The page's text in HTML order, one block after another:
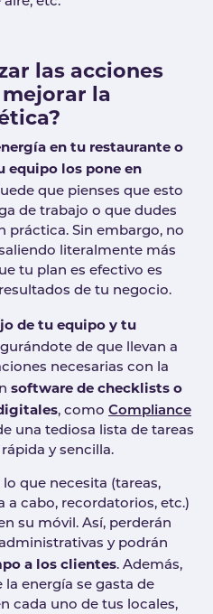
las acciones
la
en tu restaurante o
equipo los pone en
que pienses que esto
de trabajo o que dudes
práctica. Sin embargo, no
literalmente más
tu plan es efectivo es
de tu negocio.
de tu equipo y tu
de que llevan a
necesarias con la
software de checklists o
, como Compliance
una tediosa lista de tareas
y sencilla.
que necesita (tareas,
a cabo, recordatorios, etc.)
su móvil. Así, perderán
y podrán
a los clientes. Además,
energía se gasta de
cada uno de tus locales,